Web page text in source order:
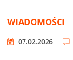
WIADOMOŚCI
07.02.2026